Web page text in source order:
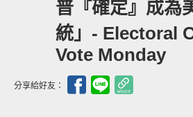
普『確定』成為
統」- Electoral
Vote Monday
分享給好友：